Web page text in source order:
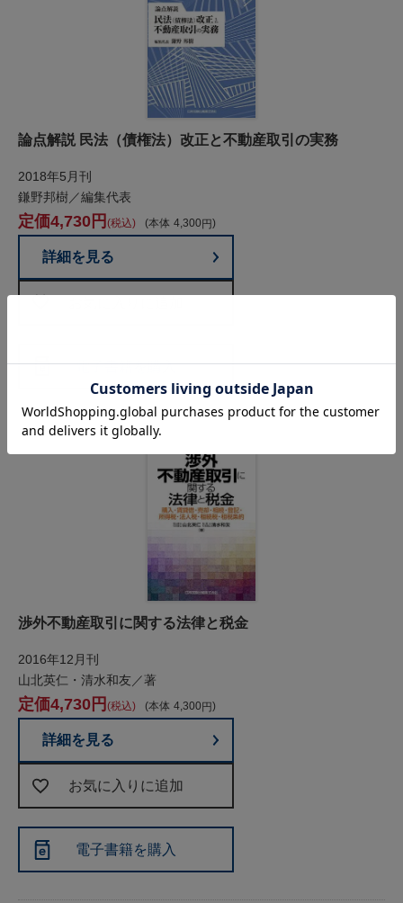
論点解説 民法（債権法）改正と不動産取引の実務
2018年5月刊
鎌野邦樹／編集代表
本体 4,300
4,730 税込
詳細を見る
電子書籍を購入
渉外不動産取引に関する法律と税金
2016年12月刊
山北英仁・清水和友／著
本体 4,300
4,730 税込
詳細を見る
お気に入りに追加
電子書籍を購入